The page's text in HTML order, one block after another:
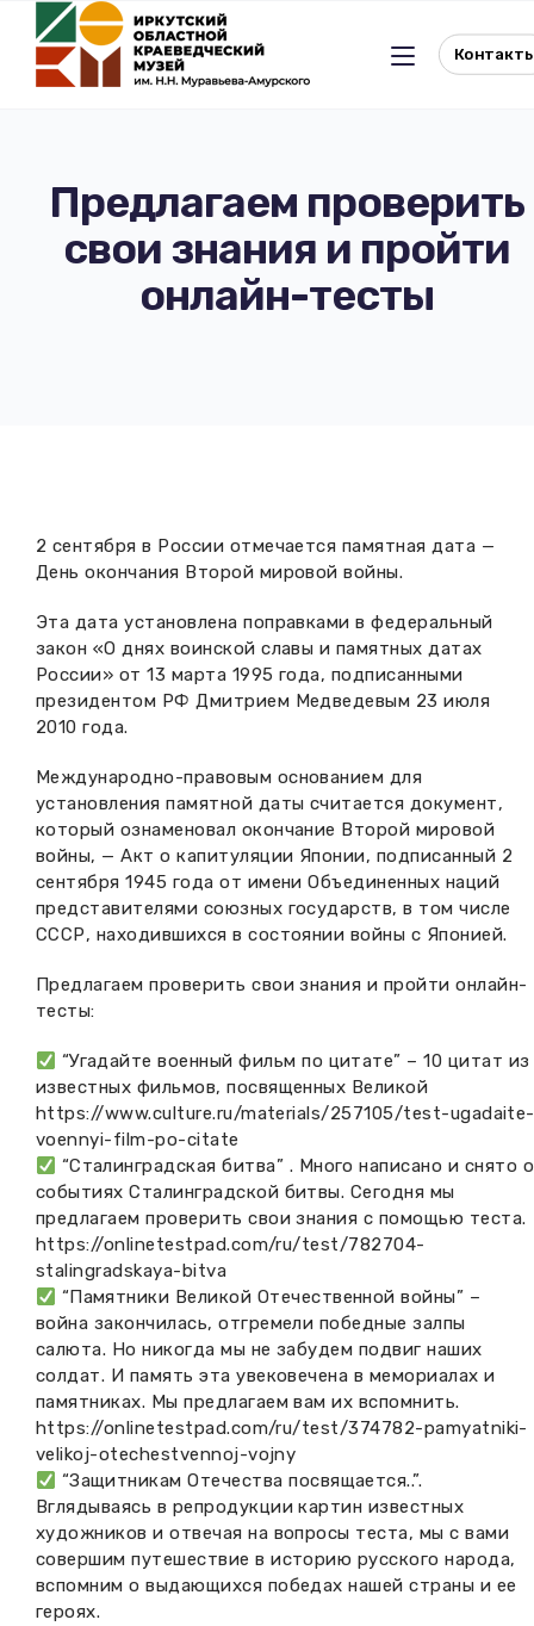
Льготное посещение музея
Вакансии музея
Независимая оценка
Проекты и программы
Новости
Прейскурант
Фонды и коллекции
Ледокол Ангара
Музей В.Г. Распутина
КПЦ им. свт. Иннокентия (Вениаминова)
Мемориальный дом А.М. Тюрюмина
Музеи региона
Повышение квалификации
Передвижные выставки
Профессиональные мероприятия
Предлагаем проверить
свои знания и пройти
онлайн-тесты
2 сентября в России отмечается памятная дата —
День окончания Второй мировой войны.
Эта дата установлена поправками в федеральный
закон «О днях воинской славы и памятных датах
России» от 13 марта 1995 года, подписанными
президентом РФ Дмитрием Медведевым 23 июля
2010 года.
Международно-правовым основанием для
установления памятной даты считается документ,
который ознаменовал окончание Второй мировой
войны, — Акт о капитуляции Японии, подписанный 2
сентября 1945 года от имени Объединенных наций
представителями союзных государств, в том числе
СССР, находившихся в состоянии войны с Японией.
Предлагаем проверить свои знания и пройти онлайн-
тесты:
“Угадайте военный фильм по цитате” – 10 цитат из
известных фильмов, посвященных Великой
https://www.culture.ru/materials/257105/test-ugadaite-
voennyi-film-po-citate
“Сталинградская битва” . Много написано и снято о
событиях Сталинградской битвы. Сегодня мы
предлагаем проверить свои знания с помощью теста.
https://onlinetestpad.com/ru/test/782704-
stalingradskaya-bitva
“Памятники Великой Отечественной войны” –
война закончилась, отгремели победные залпы
салюта. Но никогда мы не забудем подвиг наших
солдат. И память эта увековечена в мемориалах и
памятниках. Мы предлагаем вам их вспомнить.
https://onlinetestpad.com/ru/test/374782-pamyatniki-
velikoj-otechestvennoj-vojny
“Защитникам Отечества посвящается..”.
Вглядываясь в репродукции картин известных
художников и отвечая на вопросы теста, мы с вами
совершим путешествие в историю русского народа,
вспомним о выдающихся победах нашей страны и ее
героях.